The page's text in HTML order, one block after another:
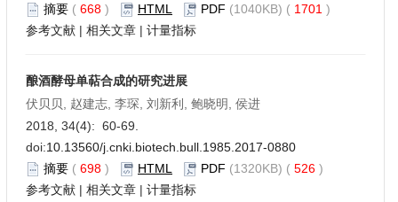
摘要 ( 668 ) HTML PDF (1040KB) ( 1701 )
参考文献 | 相关文章 | 计量指标
酿酒酵母单萜合成的研究进展
伏贝贝, 赵建志, 李琛, 刘新利, 鲍晓明, 侯进
2018, 34(4): 60-69.
doi:10.13560/j.cnki.biotech.bull.1985.2017-0880
摘要 ( 698 ) HTML PDF (1320KB) ( 526 )
参考文献 | 相关文章 | 计量指标